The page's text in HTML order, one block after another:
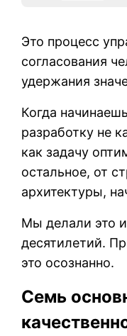
Это процесс
согласования
удержания
Когда
разработку не
как задачу
остальное, от
архитектуры,
Мы делали это
десятилетий.
это осознанно.
Семь